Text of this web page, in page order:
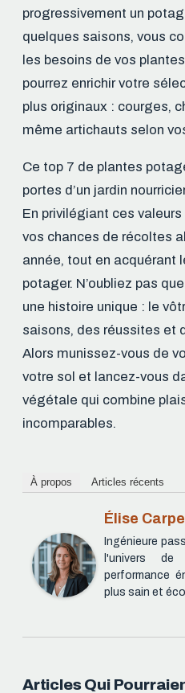
progressivement un
quelques saisons, vous
les besoins de vos
pourrez enrichir votre
plus originaux : courges,
même artichauts selon
Ce top 7 de plantes
portes d’un jardin
En privilégiant ces
vos chances de récoltes
année, tout en acquérant
potager. N’oubliez pas
une histoire unique : le
saisons, des réussites et
Alors munissez-vous de
votre sol et lancez-vous
végétale qui combine
incomparables.
À propos Articles récents
Élise
Ingénieure
l'univers
performance
plus sain et
Articles Qui